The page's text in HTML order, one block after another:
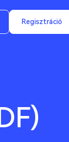
Regisztráció